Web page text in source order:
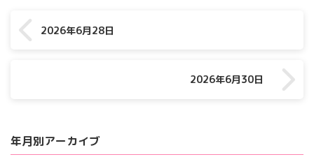
2026年6月28日
2026年6月30日
年月別アーカイブ